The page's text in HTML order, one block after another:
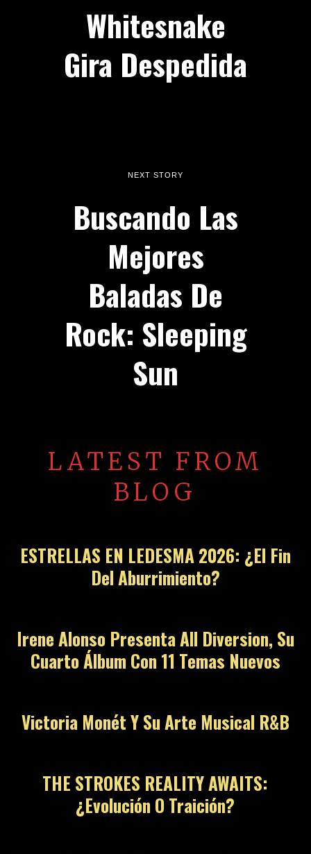
Whitesnake
Gira Despedida
NEXT STORY
Buscando Las
Mejores
Baladas De
Rock: Sleeping
Sun
LATEST FROM
BLOG
ESTRELLAS EN LEDESMA 2026: ¿El Fin
Del Aburrimiento?
Irene Alonso Presenta All Diversion, Su
Cuarto Álbum Con 11 Temas Nuevos
Victoria Monét Y Su Arte Musical R&B
THE STROKES REALITY AWAITS:
¿Evolución O Traición?